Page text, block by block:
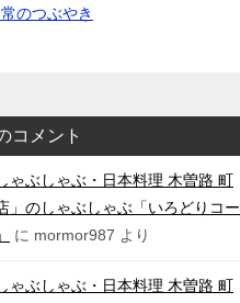
常のつぶやき
コメント
ゃぶしゃぶ・日本料理 木曽路 町
」のしゃぶしゃぶ「いろどりコー
に mormor987 より
ゃぶしゃぶ・日本料理 木曽路 町